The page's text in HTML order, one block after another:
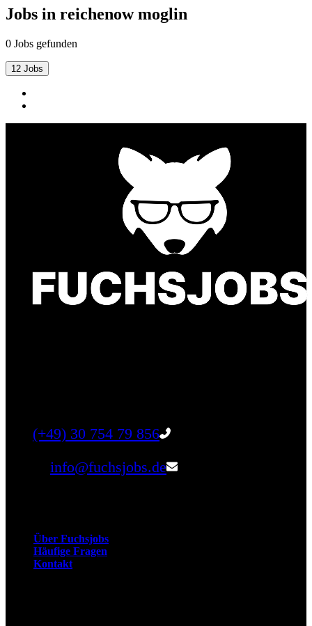
Jobs in reichenow moglin
0 Jobs gefunden
12 Jobs
(+49) 30 754 79 856
info@fuchsjobs.de
Über Fuchsjobs
Häufige Fragen
Kontakt